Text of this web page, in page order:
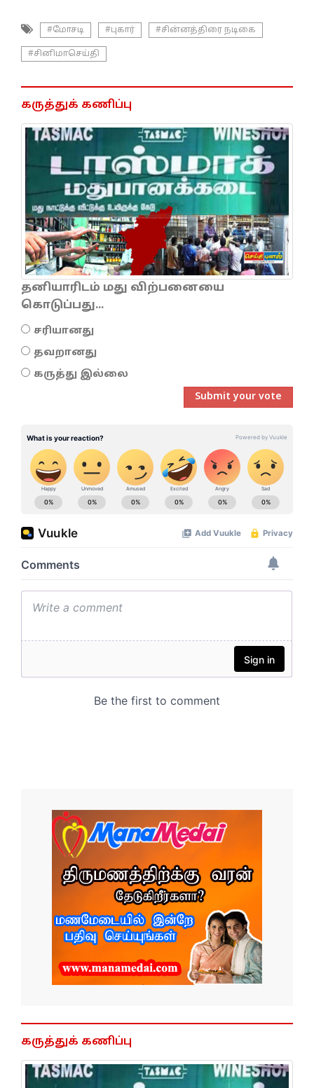
#மோசடி #புகார் #சின்னத்திரை நடிகை
#சினிமாசெய்தி
கருத்துக் கணிப்பு
தனியாரிடம் மது விற்பனையை
கொடுப்பது...
சரியானது
தவறானது
கருத்து இல்லை
Submit your vote
கருத்துக் கணிப்பு